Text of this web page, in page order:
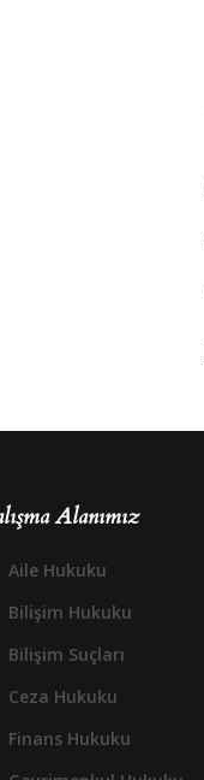
Alanımız
Aile Hukuku
Bilişim Hukuku
Bilişim Suçları
Ceza Hukuku
Finans Hukuku